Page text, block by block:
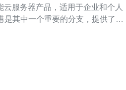
云服务器产品，适用于企业和个人
是其中一个重要的分支，提供了可
采用最新的硬件和网络技术，提